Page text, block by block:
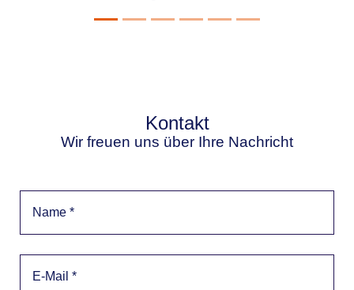
Kontakt
Wir freuen uns über Ihre Nachricht